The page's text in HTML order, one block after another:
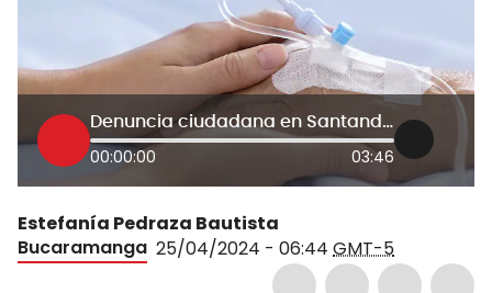
Denuncia ciudadana en Santander, Cristian Pinzón
00:00:00 03:46
Estefanía Pedraza Bautista
Bucaramanga 25/04/2024 - 06:44 GMT-5